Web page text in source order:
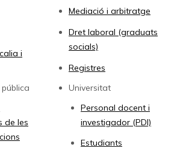
i
de les
Mediació i arbitratge
Dret laboral (graduats
socials)
Registres
Universitat
Personal docent i
investigador (PDI)
Estudiants